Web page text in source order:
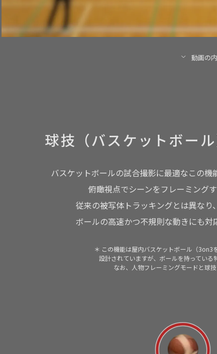
動画の
最後にコートサイド
球技（バスケットボール
バスケットボールの試合撮影に最適なこの機
俯瞰視点でシーンをフレーミング
従来の被写体トラッキングとは異なり
ボールの高速かつ不規則な動きにも対
＊ この機能は屋内バスケットボール（3on3
設計されていますが、ボールを持っている
なお、人物フレーミングモードと球